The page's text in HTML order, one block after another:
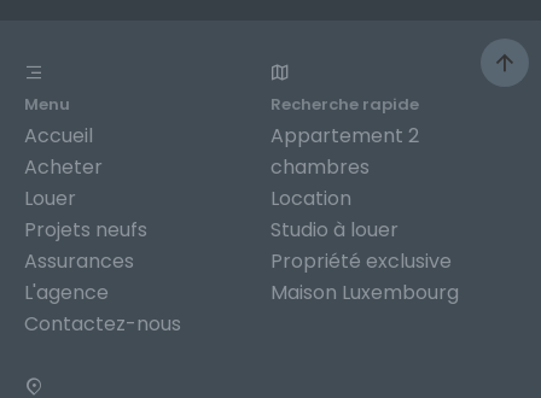
Menu
Accueil
Acheter
Louer
Projets neufs
Assurances
L'agence
Contactez-nous
Recherche rapide
Appartement 2
chambres
Location
Studio à louer
Propriété exclusive
Maison Luxembourg